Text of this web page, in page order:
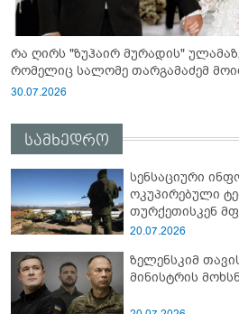
რა ღირს "ზუჰაირ მურადის" ულამაზესი საქორწინო კაბა,
რომელიც სალომე თარგამაძემ
30.07.2026
სამხედრო
სენსაციური
ოკუპირებული
თურქეთისკენ
სამიტი კინაღამ
20.07.2026
ზელენსკიმ
მინისტრის